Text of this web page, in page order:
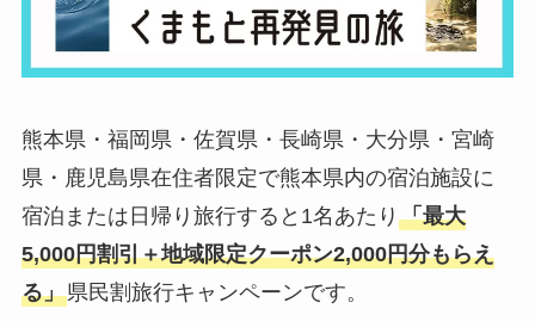
熊本県・福岡県・佐賀県・長崎県・大分県・宮崎
県・鹿児島県在住者限定で熊本県内の宿泊施設に
宿泊または日帰り旅行すると1名あたり 「最大
5,000円割引＋地域限定クーポン2,000円分もらえ
る」県民割旅行キャンペーンです。